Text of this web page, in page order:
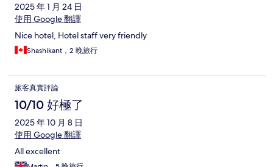
2025 年 1 月 24 日
使用 Google 翻譯
Nice hotel, Hotel staff very friendly
Shashikant，2 晚旅行
旅客真實評論
10/10 好極了
2025 年 10 月 8 日
使用 Google 翻譯
All excellent